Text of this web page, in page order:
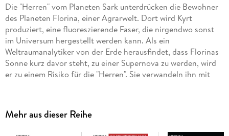
Die "Herren" vom Planeten Sark unterdrücken die Bewohner
des Planeten Florina, einer Agrarwelt. Dort wird Kyrt
produziert, eine fluoreszierende Faser, die nirgendwo sonst
im Universum hergestellt werden kann. Als ein
Weltraumanalytiker von der Erde herausfindet, dass Florinas
Sonne kurz davor steht, zu einer Supernova zu werden, wird
er zu einem Risiko für die "Herren". Sie verwandeln ihn mit
zurück, und er beginnt, sich auf die Suche nach den
Ursprüngen seiner scheinbar irrationalen Ängste zu machen .
Mehr aus dieser Reihe